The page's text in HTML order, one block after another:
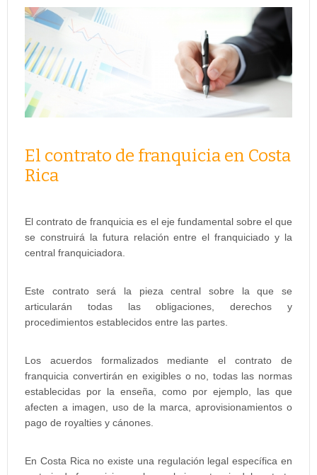
El contrato de franquicia en Costa
Rica
El contrato de franquicia es el eje fundamental sobre el que
se construirá la futura relación entre el franquiciado y la
central franquiciadora.
Este contrato será la pieza central sobre la que se
articularán todas las obligaciones, derechos y
procedimientos establecidos entre las partes.
Los acuerdos formalizados mediante el contrato de
franquicia convertirán en exigibles o no, todas las normas
establecidas por la enseña, como por ejemplo, las que
afecten a imagen, uso de la marca, aprovisionamientos o
pago de royalties y cánones.
En Costa Rica no existe una regulación legal específica en